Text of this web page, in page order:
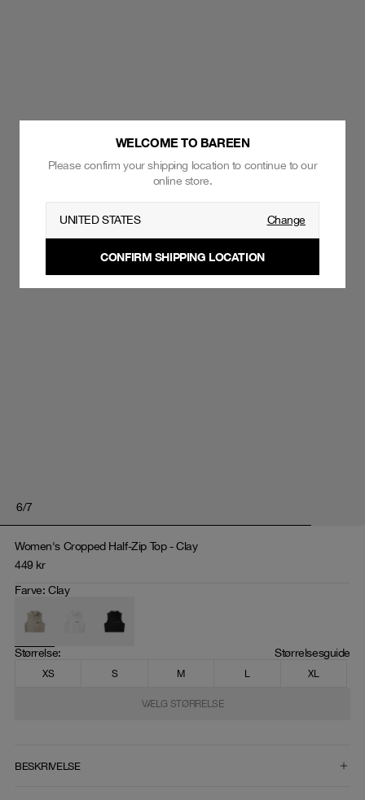
6/7
Women's Cropped Half-Zip Top - Clay
449 kr
Farve:Clay
Størrelse: Størrelsesguide
XS S M L XL
VÆLG STØRRELSE
BESKRIVELSE
WELCOME TO BAREEN
Please confirm your shipping location to continue to our
online store.
UNITED STATES Change
CONFIRM SHIPPING LOCATION